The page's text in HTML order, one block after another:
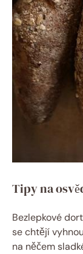
Tipy na
Bezlepkové
se chtějí
na něčem